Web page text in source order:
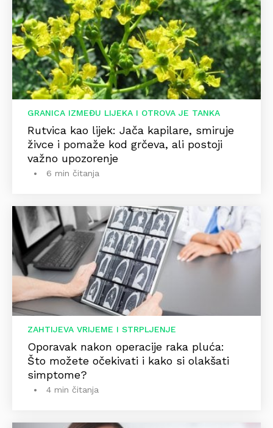
GRANICA IZMEĐU LIJEKA I OTROVA JE TANKA
Rutvica kao lijek: Jača kapilare, smiruje
živce i pomaže kod grčeva, ali postoji
važno upozorenje
6 min čitanja
ZAHTIJEVA VRIJEME I STRPLJENJE
Oporavak nakon operacije raka pluća:
Što možete očekivati i kako si olakšati
simptome?
4 min čitanja